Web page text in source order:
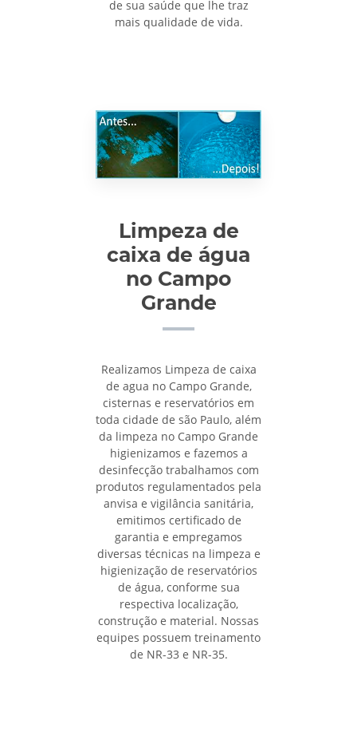
de sua saúde que lhe traz
mais qualidade de vida.
Limpeza de
caixa de água
no Campo
Grande
Realizamos Limpeza de caixa
de agua no Campo Grande,
cisternas e reservatórios em
toda cidade de são Paulo, além
da limpeza no Campo Grande
higienizamos e fazemos a
desinfecção trabalhamos com
produtos regulamentados pela
anvisa e vigilância sanitária,
emitimos certificado de
garantia e empregamos
diversas técnicas na limpeza e
higienização de reservatórios
de água, conforme sua
respectiva localização,
construção e material. Nossas
equipes possuem treinamento
de NR-33 e NR-35.